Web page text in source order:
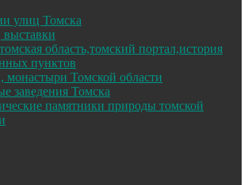
улиц Томска
область,томский портал,история
пунктов
монастыри Томской области
заведения Томска
памятники природы томской